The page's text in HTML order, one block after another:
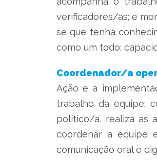
verificadores/as; e
se que tenha
como um todo;
Coordenador/a
Ação e a
trabalho da equipe;
político/a, realiza as
coordenar a equipe
comunicação oral e